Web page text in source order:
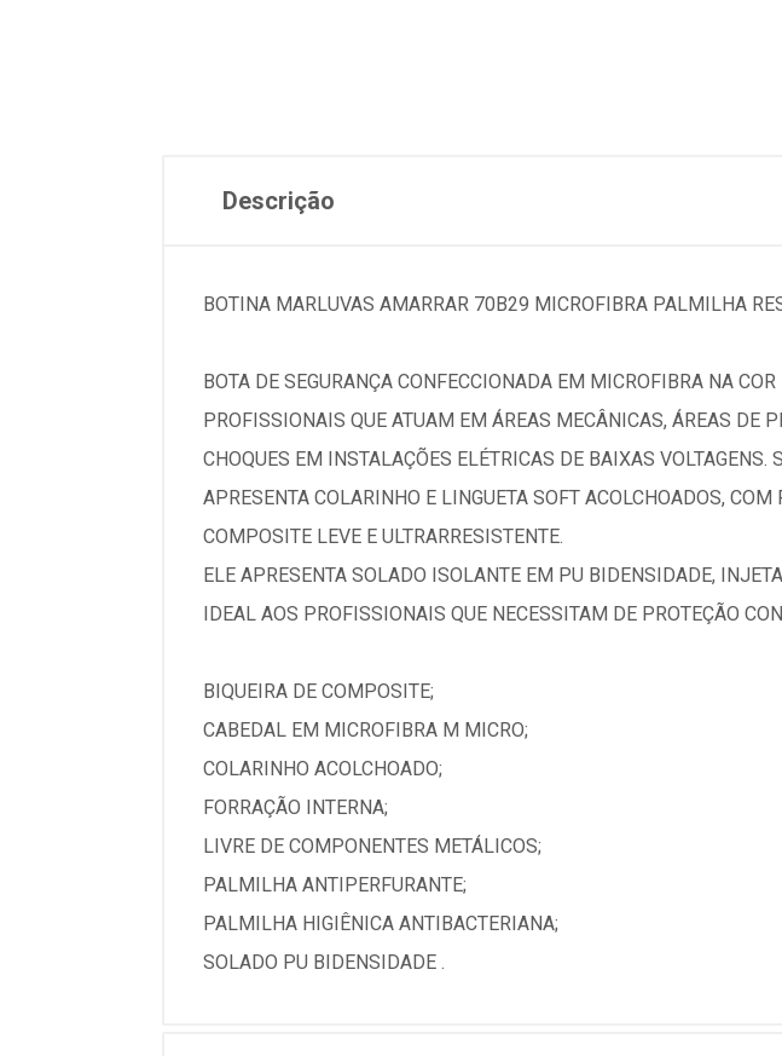
Descrição
BOTINA MARLUVAS AMARRAR 70B29 MICROFIBRA PALMILHA
BOTA DE SEGURANÇA CONFECCIONADA EM MICROFIBRA NA
PROFISSIONAIS QUE ATUAM EM ÁREAS MECÂNICAS, ÁREAS DE
CHOQUES EM INSTALAÇÕES ELÉTRICAS DE BAIXAS
APRESENTA COLARINHO E LINGUETA SOFT ACOLCHOADOS,
COMPOSITE LEVE E ULTRARRESISTENTE.
ELE APRESENTA SOLADO ISOLANTE EM PU BIDENSIDADE,
IDEAL AOS PROFISSIONAIS QUE NECESSITAM DE PROTEÇÃO
BIQUEIRA DE COMPOSITE;
CABEDAL EM MICROFIBRA M MICRO;
COLARINHO ACOLCHOADO;
FORRAÇÃO INTERNA;
LIVRE DE COMPONENTES METÁLICOS;
PALMILHA ANTIPERFURANTE;
PALMILHA HIGIÊNICA ANTIBACTERIANA;
SOLADO PU BIDENSIDADE .